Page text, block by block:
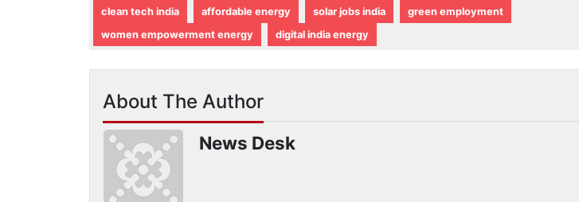
clean tech india
affordable energy solar jobs india
green employment
women empowerment energy
digital india energy
About The Author
News Desk